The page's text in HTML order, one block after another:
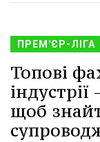
ПРЕМ'ЄР-ЛІГА
Топові
щоб